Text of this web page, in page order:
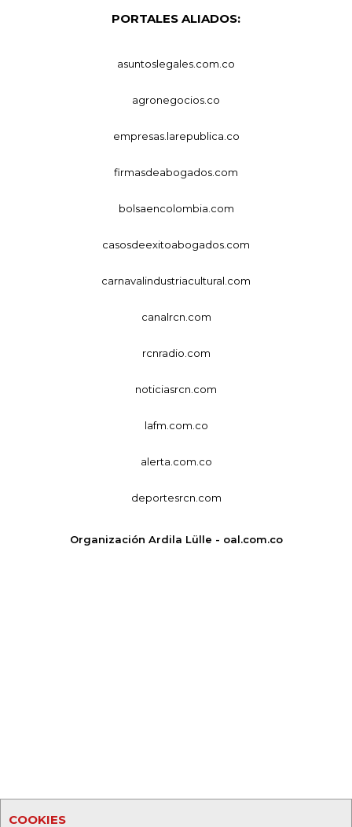
COOKIES
PORTALES ALIADOS:
asuntoslegales.com.co
agronegocios.co
empresas.larepublica.co
firmasdeabogados.com
bolsaencolombia.com
casosdeexitoabogados.com
carnavalindustriacultural.com
canalrcn.com
rcnradio.com
noticiasrcn.com
lafm.com.co
alerta.com.co
deportesrcn.com
Organización Ardila Lülle - oal.com.co